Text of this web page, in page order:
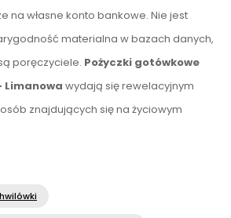
na własne konto bankowe. Nie jest
materialna w bazach danych,
poręczyciele. Pożyczki gotówkowe
wydają się rewelacyjnym
znajdujących się na życiowym